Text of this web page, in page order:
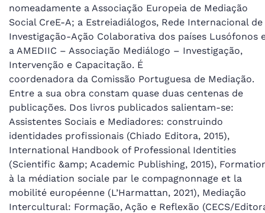
nomeadamente a Associação Europeia de Mediação
Social CreE-A; a Estreiadiálogos, Rede Internacional de
Investigação-Ação Colaborativa dos países Lusófonos
a AMEDIIC – Associação Mediálogo – Investigação,
Intervenção e Capacitação. É
coordenadora da Comissão Portuguesa de Mediação.
Entre a sua obra constam quase duas centenas de
publicações. Dos livros publicados salientam-se:
Assistentes Sociais e Mediadores: construindo
identidades profissionais (Chiado Editora, 2015),
International Handbook of Professional Identities
(Scientific &amp; Academic Publishing, 2015),
à la médiation sociale par le compagnonnage et la
mobilité européenne (L’Harmattan, 2021), Mediação
Intercultural: Formação, Ação e Reflexão (CECS/